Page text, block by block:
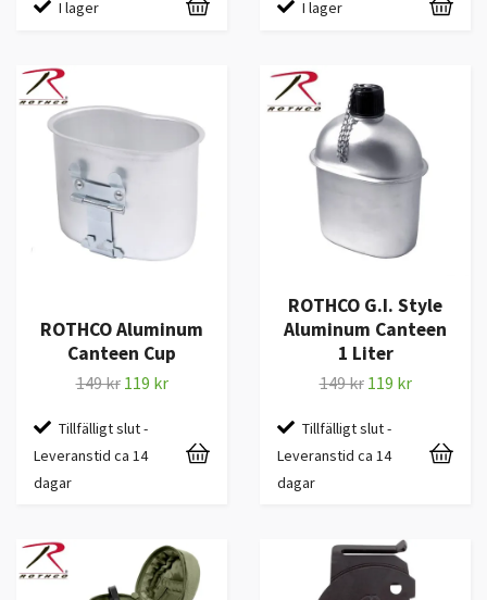
I lager I lager
ROTHCO Aluminum
Canteen Cup
149 kr 119 kr
Tillfälligt slut -
Leveranstid ca 14
dagar
ROTHCO G.I. Style
Aluminum Canteen
1 Liter
149 kr 119 kr
Tillfälligt slut -
Leveranstid ca 14
dagar